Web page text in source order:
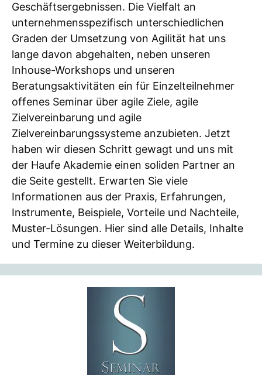
Geschäftsergebnissen. Die Vielfalt an
unternehmensspezifisch unterschiedlichen
Graden der Umsetzung von Agilität hat uns
lange davon abgehalten, neben unseren
Inhouse-Workshops und unseren
Beratungsaktivitäten ein für Einzelteilnehmer
offenes Seminar über agile Ziele, agile
Zielvereinbarung und agile
Zielvereinbarungssysteme anzubieten. Jetzt
haben wir diesen Schritt gewagt und uns mit
der Haufe Akademie einen soliden Partner an
die Seite gestellt. Erwarten Sie viele
Informationen aus der Praxis, Erfahrungen,
Instrumente, Beispiele, Vorteile und Nachteile,
Muster-Lösungen. Hier sind alle Details, Inhalte
und Termine zu dieser Weiterbildung.